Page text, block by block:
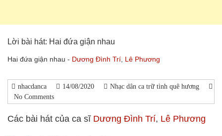
Lời bài hát: Hai đứa giận nhau
Hai đứa giận nhau - Dương Đình Trí Lê Phương
nhacdanca 14/08/2020
Nhạc dân ca trữ tình quê hương
No Comments
Các bài hát của ca sĩ Dương Đình Trí, Lê Phương